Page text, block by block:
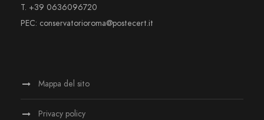
T. +39 0636096720
PEC: conservatorioroma@postecert.it
Mappa del sito
Privacy policy